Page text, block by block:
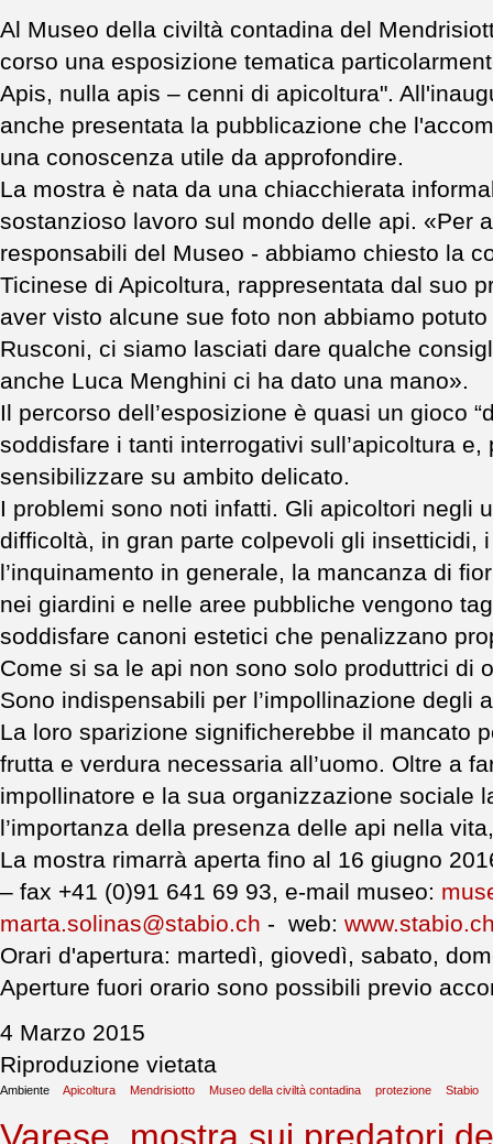
Al Museo della civiltà contadina del
corso una esposizione tematica
Apis, nulla apis – cenni di apicoltura".
anche presentata la pubblicazione che
una conoscenza utile da approfondire.
La mostra è nata da una chiacchierata
sostanzioso lavoro sul mondo delle api. «Per
responsabili del Museo - abbiamo chiesto la
Ticinese di Apicoltura, rappresentata dal suo
aver visto alcune sue foto non abbiamo
Rusconi, ci siamo lasciati dare qualche
anche Luca Menghini ci ha dato una mano».
Il percorso dell’esposizione è quasi un gioco
soddisfare i tanti interrogativi sull’apicoltura
sensibilizzare su ambito delicato.
I problemi sono noti infatti. Gli apicoltori negli
difficoltà, in gran parte colpevoli gli insetticidi,
l’inquinamento in generale, la mancanza di
nei giardini e nelle aree pubbliche vengono
soddisfare canoni estetici che penalizzano
Come si sa le api non sono solo produttrici di
Sono indispensabili per l’impollinazione degli
La loro sparizione significherebbe il mancato
frutta e verdura necessaria all’uomo. Oltre a
impollinatore e la sua organizzazione sociale
l’importanza della presenza delle api nella
La mostra rimarrà aperta fino al 16 giugno
– fax +41 (0)91 641 69 93, e-mail museo:
marta.solinas@stabio.ch - web:
Orari d'apertura: martedì, giovedì, sabato,
Aperture fuori orario sono possibili previo
4 Marzo 2015
Riproduzione vietata
Ambiente Apicoltura Mendrisiotto Museo della civiltà contadina protezione Stabio